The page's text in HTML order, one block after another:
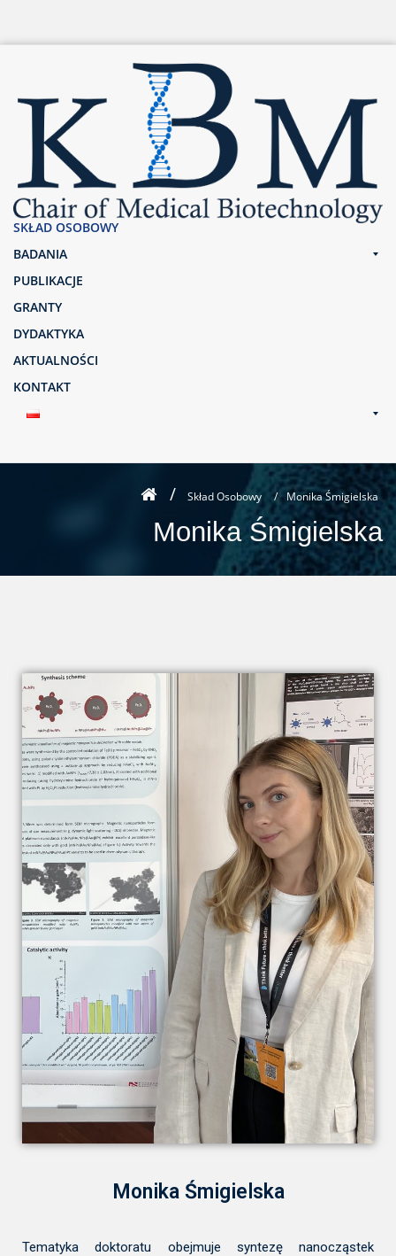
SKŁAD OSOBOWY
BADANIA
PUBLIKACJE
GRANTY
DYDAKTYKA
AKTUALNOŚCI
KONTAKT
Skład Osobowy / Monika Śmigielska
Monika Śmigielska
Monika Śmigielska
Tematyka doktoratu obejmuje syntezę nanocząstek